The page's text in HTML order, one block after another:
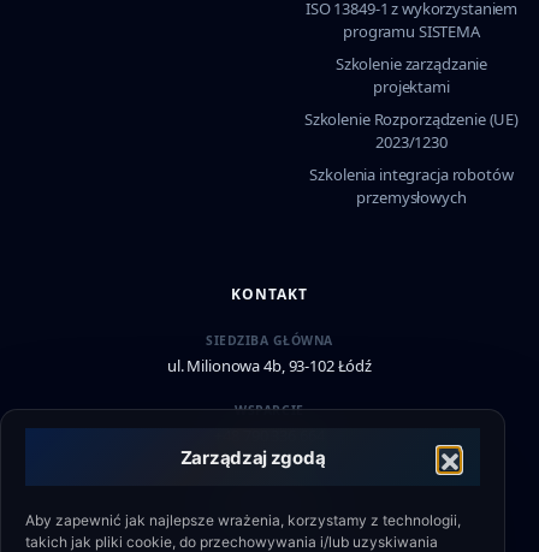
Zarządzaj zgodą
Aby zapewnić jak najlepsze wrażenia, korzystamy z technologii,
takich jak pliki cookie, do przechowywania i/lub uzyskiwania
ISO 13849-1 z wykorzystaniem
programu SISTEMA
Szkolenie zarządzanie
projektami
Szkolenie Rozporządzenie (UE)
2023/1230
Szkolenia integracja robotów
przemysłowych
KONTAKT
SIEDZIBA GŁÓWNA
ul. Milionowa 4b, 93-102 Łódź
WSPARCIE